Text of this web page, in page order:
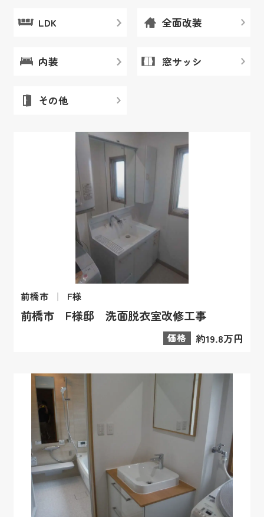
LDK 全面改装
内装 窓サッシ
その他
前橋市 F様
前橋市 F様邸 洗面脱衣室改修工事
価格 約19.8万円